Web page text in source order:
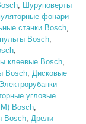
, Шуруповерты
фонари
станки Bosch,
Bosch,
,
клеевые Bosch,
Bosch, Дисковые
Электрорубанки
угловые
Bosch,
Bosch, Дрели